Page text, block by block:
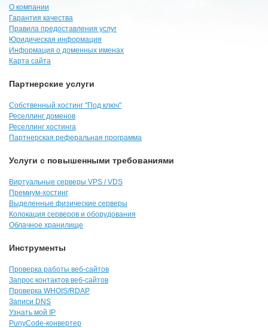
О компании
Гарантия качества
Правила предоставления услуг
Юридическая информация
Информация о доменных именах
Карта сайта
Партнерские услуги
Собственный хостинг "Под ключ"
Реселлинг доменов
Реселлинг хостинга
Партнерская реферальная программа
Услуги с повышенными требованиями
Виртуальные серверы VPS / VDS
Премиум-хостинг
Выделенные физические серверы
Колокация серверов и оборудования
Облачное хранилище
Инструменты
Проверка работы веб-сайтов
Запрос контактов веб-сайтов
Проверка WHOIS/RDAP
Записи DNS
Узнать мой IP
PunyCode-конвертер